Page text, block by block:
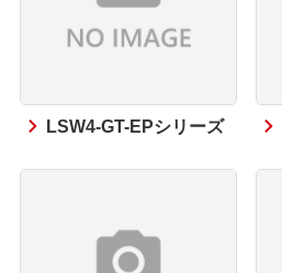
LSW4-GT-EPシリーズ